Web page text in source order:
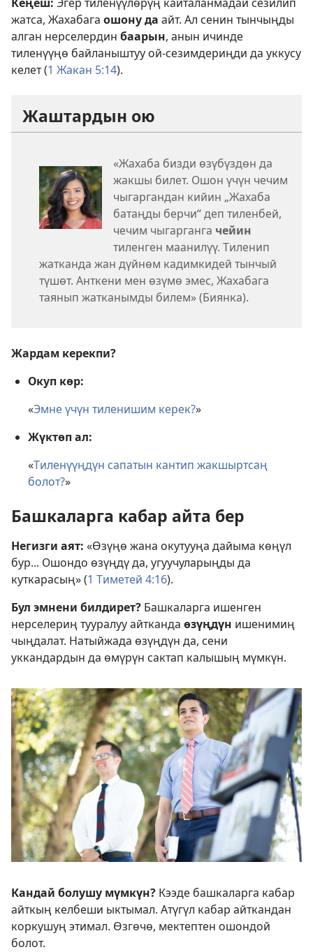
жатса, Жахабага ошону да айт. Ал сенин тынчыңды
алган нерселердин баарын, анын ичинде
тиленүүңө байланыштуу ой-сезимдериңди да уккусу
келет (1 Жакан 5:14).
Жаштардын ою
«Жахаба бизди өзүбүздөн да
жакшы билет. Ошон үчүн чечим
чыгаргандан кийин „Жахаба
батаңды берчи“ деп тиленбей,
чечим чыгарганга чейин
тиленген маанилүү. Тиленип
жатканда жан дүйнөм кадимкидей тынчый
түшөт. Анткени мен өзүмө эмес, Жахабага
таянып жатканымды билем» (Биянка).
Жардам керекпи?
Окуп көр:
«Эмне үчүн тиленишим керек?»
Жүктөп ал:
«Тиленүүңдүн сапатын кантип жакшыртсаң
болот?»
Башкаларга кабар айта бер
Негизги аят: «Өзүңө жана окутууңа дайыма көңүл
бур... Ошондо өзүңдү да, угуучуларыңды да
куткарасың» (1 Тиметей 4:16).
Бул эмнени билдирет? Башкаларга ишенген
нерселериң тууралуу айтканда өзүңдүн ишенимиң
чыңдалат. Натыйжада өзүңдүн да, сени
уккандардын да өмүрүн сактап калышың мүмкүн.
Кандай болушу мүмкүн? Кээде башкаларга кабар
айткың келбеши ыктымал. Атүгүл кабар айткандан
коркушуң этимал. Өзгөчө, мектептен ошондой
болот.